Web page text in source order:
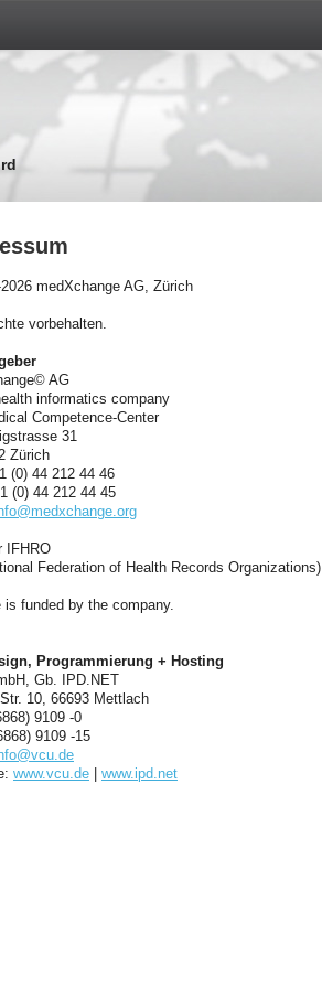
medXchange AG, Zürich
vorbehalten.
AG
informatics company
Competence-Center
31
Zürich
(0) 44 212 44 46
(0) 44 212 44 45
IFHRO
Federation of Health Records Organizations)
is funded by the company.
Programmierung + Hosting
Gb. IPD.NET
10, 66693 Mettlach
9109 -0
9109 -15
www.vcu.de | www.ipd.net